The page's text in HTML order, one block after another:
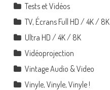
Tests et Vidéos
TV, Écrans Full HD / 4K / 8K
Ultra HD / 4K / 8K
Vidéoprojection
Vintage Audio & Video
Vinyle, Vinyle, Vinyle !